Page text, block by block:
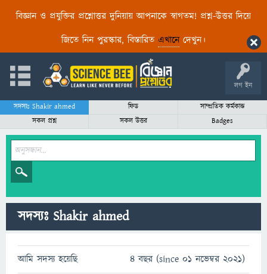
বিজ্ঞান ও প্রযুক্তির প্রশ্নোত্তর দুনিয়ায় আপনাকে স্বাগতম! প্রশ্ন-উত্তর দিয়ে
জিতে নিন পুরস্কার, বিস্তারিত এখানেদেখুন।
লগ ইন
সদস্যঃ Shakir ahmed ফিড
সাম্প্রতিক কর্মকান্ড
সকল প্রশ্ন
সকল উত্তর Badges
সদস্যঃ Shakir ahmed
আমি সদস্য হয়েছি 4 বছর (since 01 নভেম্বর 2021)